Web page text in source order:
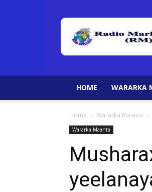
HOME WARARKA
Home Wararka Maanta
Wararka Maanta